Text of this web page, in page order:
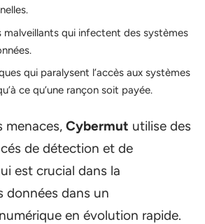
malveillants qui infectent des systèmes
qui paralysent l’accès aux systèmes
ce qu’une rançon soit payée.
menaces, Cybermut utilise des
de détection et de
est crucial dans la
données dans un
en évolution rapide.